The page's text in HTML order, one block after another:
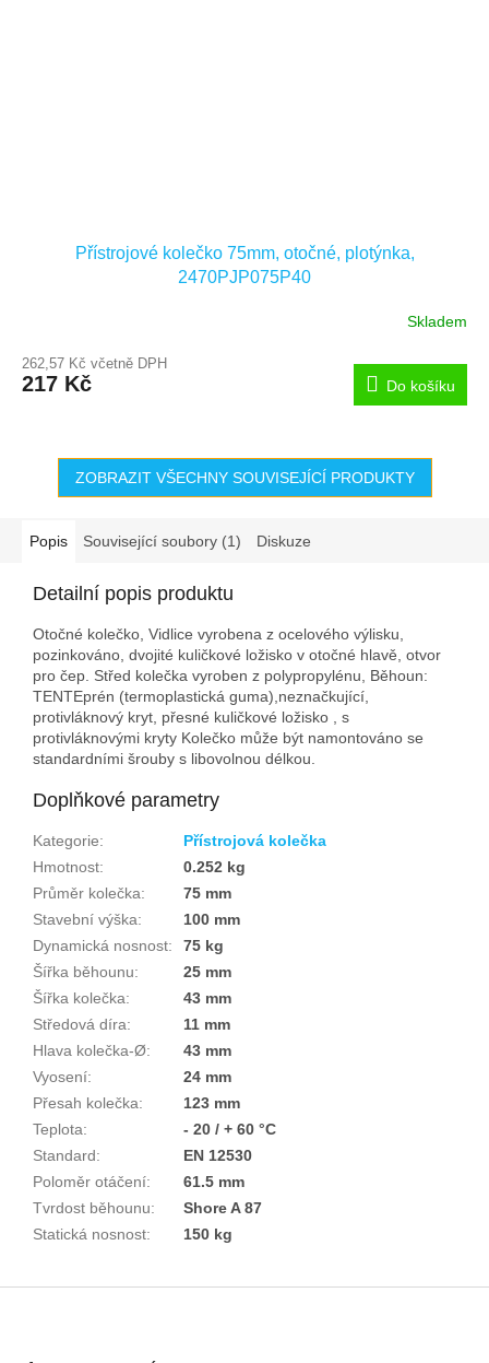
Přístrojové kolečko 75mm, otočné, plotýnka,
2470PJP075P40
Skladem
262,57 Kč včetně DPH
217 Kč Do košíku
ZOBRAZIT VŠECHNY SOUVISEJÍCÍ PRODUKTY
Popis Související soubory (1) Diskuze
Detailní popis produktu
Otočné kolečko, Vidlice vyrobena z ocelového výlisku,
pozinkováno, dvojité kuličkové ložisko v otočné hlavě, otvor
pro čep. Střed kolečka vyroben z polypropylénu, Běhoun:
TENTEprén (termoplastická guma),neznačkující,
protivláknový kryt, přesné kuličkové ložisko , s
protivláknovými kryty Kolečko může být namontováno se
standardními šrouby s libovolnou délkou.
Doplňkové parametry
Kategorie:
Přístrojová kolečka
Hmotnost:
0.252 kg
Průměr kolečka:
75 mm
Stavební výška:
100 mm
Dynamická nosnost:
75 kg
Šířka běhounu:
25 mm
Šířka kolečka:
43 mm
Středová díra:
11 mm
Hlava kolečka-Ø:
43 mm
Vyosení:
24 mm
Přesah kolečka:
123 mm
Teplota:
- 20 / + 60 °C
Standard:
EN 12530
Poloměr otáčení:
61.5 mm
Tvrdost běhounu:
Shore A 87
Statická nosnost: 150 kg